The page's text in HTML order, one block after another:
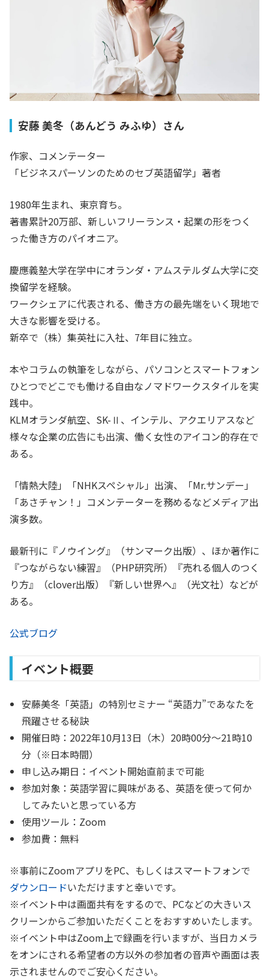
安藤 美冬（あんどう みふゆ）さん
作家、コメンテーター
「ビジネスパーソンのためのセブ英語留学」著者
1980年生まれ、東京育ち。
著書累計20万部、新しいフリーランス・起業の形をつく
った働き方のパイオニア。
慶應義塾大学在学中にオランダ・アムステルダム大学に交
換留学を経験。
ワークシェアに代表される、働き方の最先端をいく現地で
大きな影響を受ける。
新卒で（株）集英社に入社、7年目に独立。
本やコラムの執筆をしながら、パソコンとスマートフォン
ひとつでどこでも働ける自由なノマドワークスタイルを実
践中。
KLMオランダ航空、SK-Ⅱ、インテル、アクエリアスなど
様々な企業の広告にも出演、働く女性のアイコン的存在で
ある。
「情熱大陸」「NHKスペシャル」出演、「Mr.サンデー」
「あさチャン！」コメンテーターを務めるなどメディア出
演多数。
最新刊に『ノウイング』（サンマーク出版）、ほか著作に
『つながらない練習』（PHP研究所）『売れる個人のつく
り方』（clover出版）『新しい世界へ』（光文社）などが
ある。
公式ブログ
イベント概要
安藤美冬「英語」の特別セミナー “英語力”であなたを
飛躍させる秘訣
開催日時：2022年10月13日（木）20時00分〜21時10
分（※日本時間）
申し込み期日：イベント開始直前まで可能
参加対象：英語学習に興味がある、英語を使って何か
してみたいと思っている方
使用ツール：Zoom
参加費：無料
※事前にZoomアプリをPC、もしくはスマートフォンで
ダウンロードいただけますと幸いです。
※イベント中は画面共有をするので、PCなどの大きいス
クリーンからご参加いただくことをおすすめいたします。
※イベント中はZoom上で録画を行いますが、当日カメラ
をオンにされる希望者の方以外の参加者の音声や画面は表
示されませんのでご安心ください。